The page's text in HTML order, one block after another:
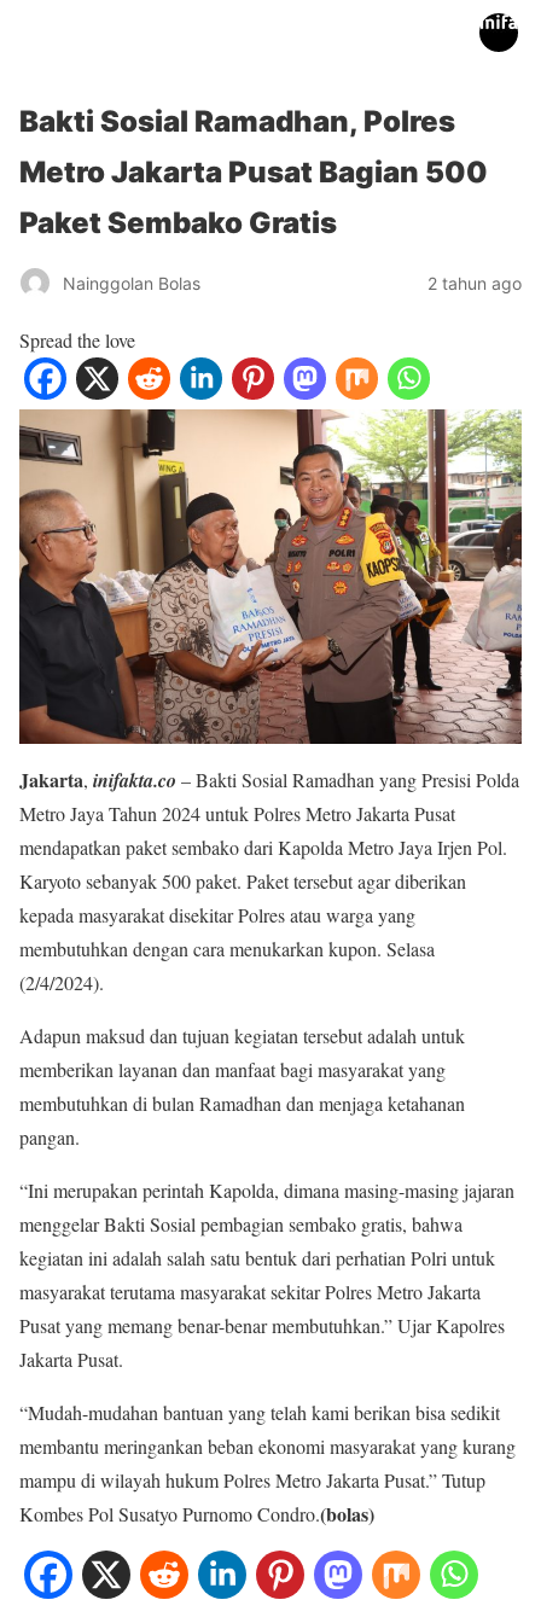
Bakti Sosial Ramadhan, Polres
Metro Jakarta Pusat Bagian 500
Paket Sembako Gratis
Nainggolan Bolas 2 tahun ago
Spread the love
Jakarta, inifakta.co – Bakti Sosial Ramadhan yang Presisi Polda
Metro Jaya Tahun 2024 untuk Polres Metro Jakarta Pusat
mendapatkan paket sembako dari Kapolda Metro Jaya Irjen Pol.
Karyoto sebanyak 500 paket. Paket tersebut agar diberikan
kepada masyarakat disekitar Polres atau warga yang
membutuhkan dengan cara menukarkan kupon. Selasa
(2/4/2024).
Adapun maksud dan tujuan kegiatan tersebut adalah untuk
memberikan layanan dan manfaat bagi masyarakat yang
membutuhkan di bulan Ramadhan dan menjaga ketahanan
pangan.
“Ini merupakan perintah Kapolda, dimana masing-masing jajaran
menggelar Bakti Sosial pembagian sembako gratis, bahwa
kegiatan ini adalah salah satu bentuk dari perhatian Polri untuk
masyarakat terutama masyarakat sekitar Polres Metro Jakarta
Pusat yang memang benar-benar membutuhkan.” Ujar Kapolres
Jakarta Pusat.
“Mudah-mudahan bantuan yang telah kami berikan bisa sedikit
membantu meringankan beban ekonomi masyarakat yang kurang
mampu di wilayah hukum Polres Metro Jakarta Pusat.” Tutup
Kombes Pol Susatyo Purnomo Condro.(bolas)